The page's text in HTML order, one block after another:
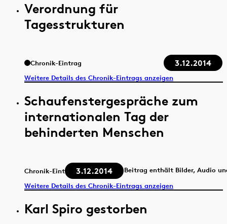
Verordnung für
Tagesstrukturen
Chronik-Eintrag 3.12.2014
Weitere Details des Chronik-Eintrags anzeigen
Schaufenstergespräche zum
internationalen Tag der
behinderten Menschen
Chronik-Eintrag 3.12.2014
Beitrag enthält Bilder, Audio
Weitere Details des Chronik-Eintrags anzeigen
Karl Spiro gestorben